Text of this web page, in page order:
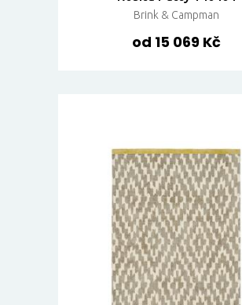
Brink & Campman
od 15 069 Kč